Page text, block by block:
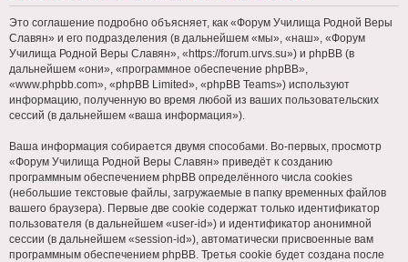
Это соглашение подробно объясняет, как «Форум Училища Родной Веры
Славян» и его подразделения (в дальнейшем «мы», «наш», «Форум
Училища Родной Веры Славян», «https://forum.urvs.su») и phpBB (в
дальнейшем «они», «программное обеспечение phpBB»,
«www.phpbb.com», «phpBB Limited», «phpBB Teams») используют
информацию, полученную во время любой из ваших пользовательских
сессий (в дальнейшем «ваша информация»).
Ваша информация собирается двумя способами. Во-первых, просмотр
«Форум Училища Родной Веры Славян» приведёт к созданию
программным обеспечением phpBB определённого числа cookies
(небольшие текстовые файлы, загружаемые в папку временных файлов
вашего браузера). Первые две cookie содержат только идентификатор
пользователя (в дальнейшем «user-id») и идентификатор анонимной
сессии (в дальнейшем «session-id»), автоматически присвоенные вам
программным обеспечением phpBB. Третья cookie будет создана после